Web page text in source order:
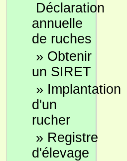
Déclaration
annuelle
de ruches
» Obtenir
un SIRET
» Implantation
d'un
rucher
» Registre
d'élevage